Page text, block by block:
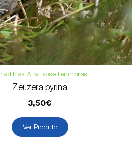
Atrativos e Feromonas
Zeuzera pyrina
3,50€
Ver Produto